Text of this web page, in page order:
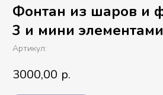
balloondog.ru
Фонтан из шаров и
3 и мини элементами
Артикул:
3000,00 р.